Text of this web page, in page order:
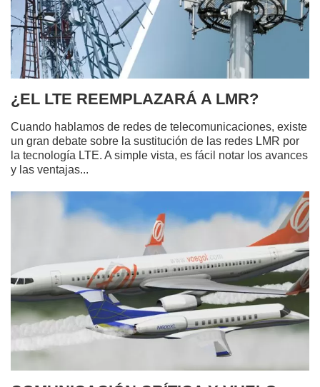
¿EL LTE REEMPLAZARÁ A LMR?
Cuando hablamos de redes de telecomunicaciones, existe
un gran debate sobre la sustitución de las redes LMR por
la tecnología LTE. A simple vista, es fácil notar los avances
y las ventajas...